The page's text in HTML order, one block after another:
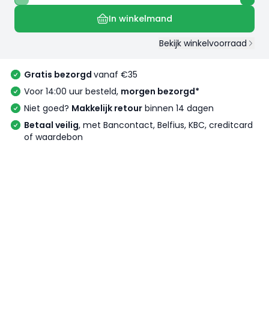
In winkelmand
Bekijk winkelvoorraad
Gratis bezorgd vanaf €35
Voor 14:00 uur besteld, morgen bezorgd*
Niet goed? Makkelijk retour binnen 14 dagen
Betaal veilig, met Bancontact, Belfius, KBC, creditcard
of waardebon